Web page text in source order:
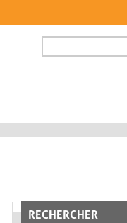
FORMULAIRE DE
RECHERCHER